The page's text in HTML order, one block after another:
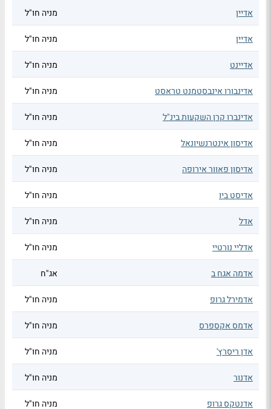
אדיין מניה חו"ל
אדיין מניה חו"ל
אדיינט מניה חו"ל
אדינבורו אינבסטמנט טראסט מניה חו"ל
אדינברו קרן השקעות בינ"ל מניה חו"ל
אדיסון אינטרנשיונאל מניה חו"ל
אדיסון פאוור אירופה מניה חו"ל
אדיסט ביו מניה חו"ל
אדל מניה חו"ל
אדליי נורטיי מניה חו"ל
אדמה אגח ב אג"ח
אדמירל גרופ מניה חו"ל
אדמס אקספרס מניה חו"ל
אדן ריסרץ' מניה חו"ל
אדנור מניה חו"ל
אדנטקס גרופ מניה חו"ל